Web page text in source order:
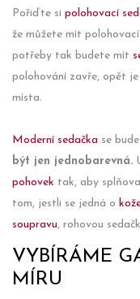
Pořiďte si polohovací
že můžete mít
potřeby tak budete mít
polohování zavře, opět
místa.
Moderní sedačka se
být jen jednobarevná.
pohovek tak, aby
tom, jestli se jedná o
soupravu, rohovou
VYBÍRÁME
MÍRU